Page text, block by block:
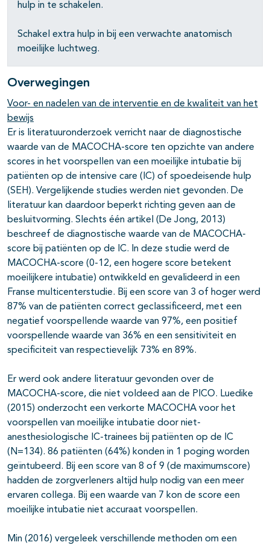
hulp in te schakelen.
Schakel extra hulp in bij een verwachte anatomisch
moeilijke luchtweg.
Overwegingen
Voor- en nadelen van de interventie en de kwaliteit van het
bewijs
Er is literatuuronderzoek verricht naar de diagnostische
waarde van de MACOCHA-score ten opzichte van andere
scores in het voorspellen van een moeilijke intubatie bij
patiënten op de intensive care (IC) of spoedeisende hulp
(SEH). Vergelijkende studies werden niet gevonden. De
literatuur kan daardoor beperkt richting geven aan de
besluitvorming. Slechts één artikel (De Jong, 2013)
beschreef de diagnostische waarde van de MACOCHA-
score bij patiënten op de IC. In deze studie werd de
MACOCHA-score (0-12, een hogere score betekent
moeilijkere intubatie) ontwikkeld en gevalideerd in een
Franse multicenterstudie. Bij een score van 3 of hoger werd
87% van de patiënten correct geclassificeerd, met een
negatief voorspellende waarde van 97%, een positief
voorspellende waarde van 36% en een sensitiviteit en
specificiteit van respectievelijk 73% en 89%.
Er werd ook andere literatuur gevonden over de
MACOCHA-score, die niet voldeed aan de PICO. Luedike
(2015) onderzocht een verkorte MACOCHA voor het
voorspellen van moeilijke intubatie door niet-
anesthesiologische IC-trainees bij patiënten op de IC
(N=134). 86 patiënten (64%) konden in 1 poging worden
geïntubeerd. Bij een score van 8 of 9 (de maximumscore)
hadden de zorgverleners altijd hulp nodig van een meer
ervaren collega. Bij een waarde van 7 kon de score een
moeilijke intubatie niet accuraat voorspellen.
Min (2016) vergeleek verschillende methoden om een